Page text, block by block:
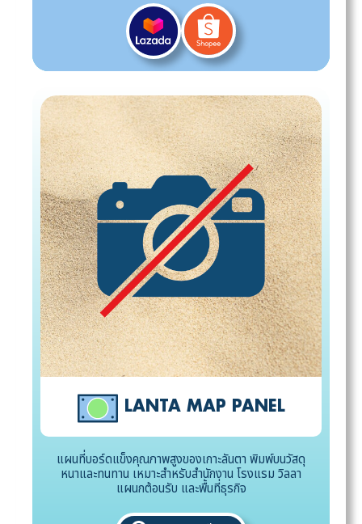
LANTA MAP PANEL
แผนที่บอร์ดแข็งคุณภาพสูงของเกาะลันตา พิมพ์บนวัสดุ
หนาและทนทาน เหมาะสำหรับสำนักงาน โรงแรม วิลลา
แผนกต้อนรับ และพื้นที่ธุรกิจ